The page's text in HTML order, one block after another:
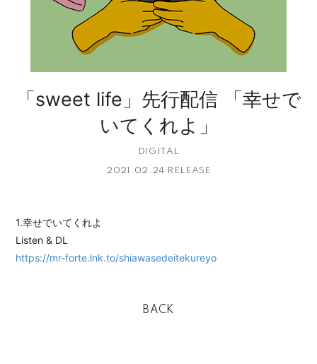
「sweet life」先⾏配信 「幸せで
いてくれよ」
DIGITAL
2021.02.24 RELEASE
1.幸せでいてくれよ
Listen & DL
https://mr-forte.lnk.to/shiawasedeitekureyo
BACK